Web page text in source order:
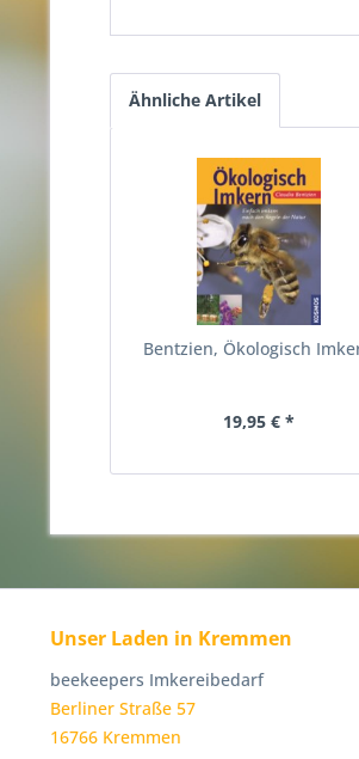
Ähnliche Artikel
Bentzien, Ökologisch
19,95 € *
Unser Laden in Kremmen
beekeepers Imkereibedarf
Berliner Straße 57
16766 Kremmen